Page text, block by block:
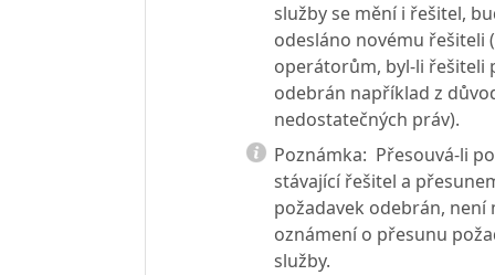
služby se mění i řešitel,
odesláno novému řešiteli
operátorům, byl-li řešiteli
odebrán například z
nedostatečných práv).
Poznámka: Přesouvá-li
stávající řešitel a
požadavek odebrán, není
oznámení o přesunu
služby.